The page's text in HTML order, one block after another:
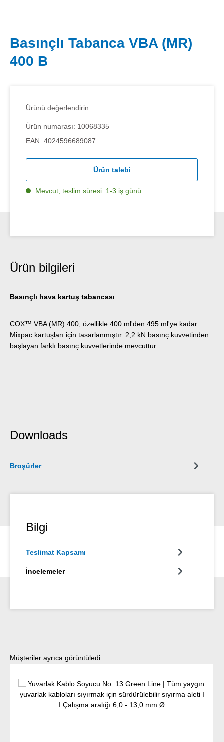
Basınçlı Tabanca VBA (MR)
400 B
Ürünü değerlendirin
Ürün numarası: 10068335
EAN: 4024596689087
Ürün talebi
Mevcut, teslim süresi: 1-3 iş günü
Ürün bilgileri
Basınçlı hava kartuş tabancası
COX™ VBA (MR) 400, özellikle 400 ml'den 495 ml'ye kadar
Mixpac kartuşları için tasarlanmıştır. 2,2 kN basınç kuvvetinden
başlayan farklı basınç kuvvetlerinde mevcuttur.
Downloads
Broşürler
Bilgi
Teslimat Kapsamı
İncelemeler
Ürün galerisini atla
Müşteriler ayrıca görüntüledi